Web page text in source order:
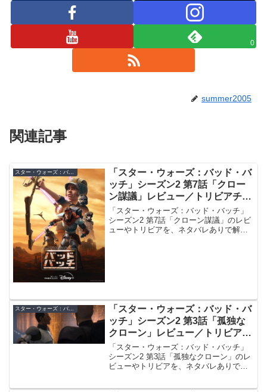
0
summer2005
関連記事
「スター・ウォーズ：バッド・バ
ッチ」シーズン2 第7話「クロー
ン謀議」レビュー／トリビアチェ
ックポイント【ネタバレ注意】
「スター・ウォーズ：バッド・バッチ」
シーズン2 第7話「クローン謀議」のレビ
ューやトリビアを、ネタバレありで解説
「スター・ウォーズ：バッド・バ
ッチ」シーズン2 第3話「孤独な
クローン」レビュー／トリビアチ
ェックポイント【ネタバレ注意】
「スター・ウォーズ：バッド・バッチ」
シーズン2 第3話「孤独なクローン」のレ
ビューやトリビアを、ネタバレありで解